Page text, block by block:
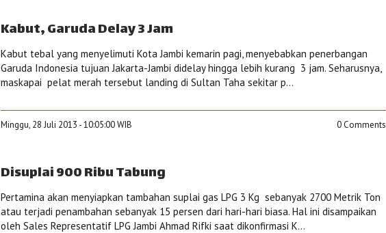
Kabut, Garuda Delay 3 Jam
Kabut tebal yang menyelimuti Kota Jambi kemarin pagi, menyebabkan penerbangan
Garuda Indonesia tujuan Jakarta-Jambi didelay hingga lebih kurang 3 jam. Seharusnya,
maskapai pelat merah tersebut landing di Sultan Taha sekitar p...
Minggu, 28 Juli 2013 - 10:05:00 WIB 0 Comments
Disuplai 900 Ribu Tabung
Pertamina akan menyiapkan tambahan suplai gas LPG 3 Kg sebanyak 2700 Metrik Ton
atau terjadi penambahan sebanyak 15 persen dari hari-hari biasa. Hal ini disampaikan
oleh Sales Representatif LPG Jambi Ahmad Rifki saat dikonfirmasi K...